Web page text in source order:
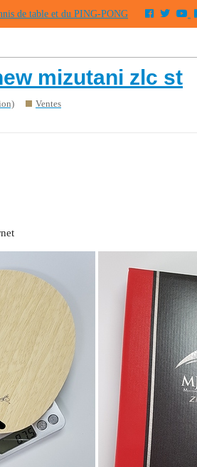
de table et du PING-PONG
mizutani zlc st
Ventes